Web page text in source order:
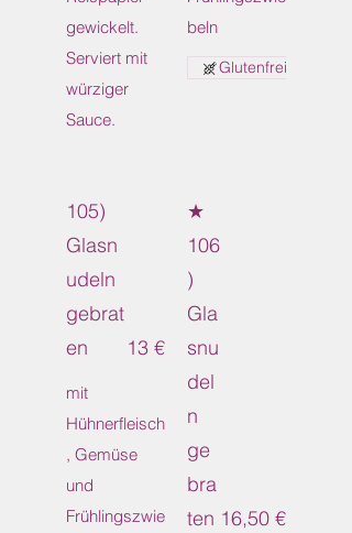
gewickelt.
Serviert mit
würziger
Sauce.
beln
Glutenfrei
105)
Glasn
udeln
gebrat
en
mit
Hühnerfleisch
, Gemüse
und
Frühlingszwie
13 €
★
106
)
Gla
snu
del
n
ge
bra
ten 16,50 €